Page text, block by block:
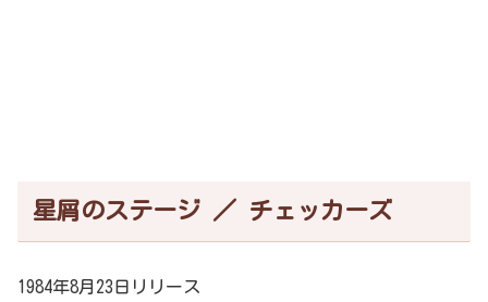
星屑のステージ ／ チェッカーズ
1984年8月23日リリース